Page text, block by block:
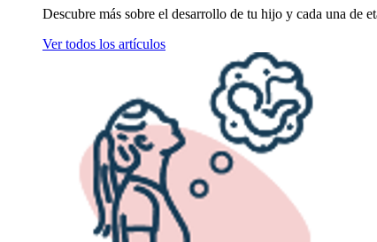
Descubre más sobre el desarrollo de tu hijo y cada una de
Ver todos los artículos